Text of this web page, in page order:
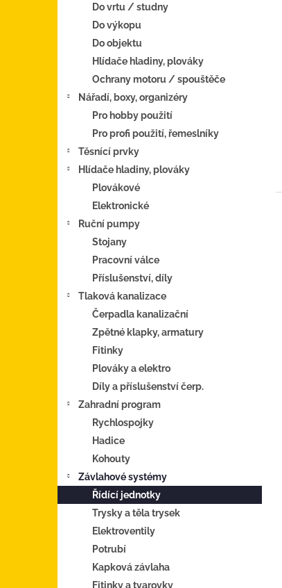
Do vrtu / studny
Do výkopu
Do objektu
Hlídače hladiny, plováky
Ochrany motoru / spouštěče
Nářadí, boxy, organizéry
Pro hobby použití
Pro profi použití, řemeslníky
Těsnící prvky
Hlídače hladiny, plováky
Plovákové
Elektronické
Ruční pumpy
Stojany
Pracovní válce
Příslušenství, díly
Tlaková kanalizace
Čerpadla kanalizační
Zpětné klapky, armatury
Fitinky
Plováky a elektro
Díly a příslušenství čerp.
Zahradní program
Rychlospojky
Hadice
Kohouty
Závlahové systémy
Řídící jednotky
Trysky a těla trysek
Elektroventily
Potrubí
Kapková závlaha
Fitinky a tvarovky